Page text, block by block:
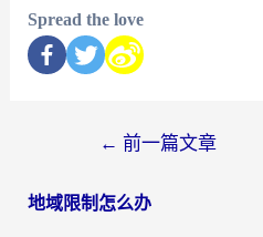
Spread the love
← 前一篇文章
地域限制怎么办